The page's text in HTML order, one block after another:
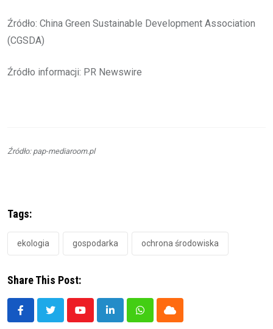
Źródło: China Green Sustainable Development Association
(CGSDA)
Źródło informacji: PR Newswire
Źródło: pap-mediaroom.pl
Tags:
ekologia gospodarka ochrona środowiska
Share This Post:
YoutubeLinkedInWhatsappCloud